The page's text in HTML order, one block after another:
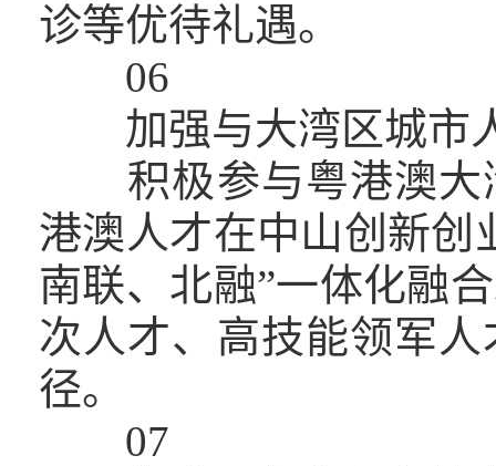
诊等优待礼遇。
06
加强与大湾区城市
积极参与粤港澳大
港澳人才在中山创新创
南联、北融”一体化融
次人才、高技能领军
径。
07